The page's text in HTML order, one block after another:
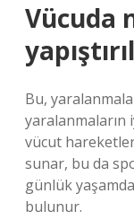
Vücuda
Bu,
yaralanmaların
vücut
sunar, bu da
günlük
bulunur.